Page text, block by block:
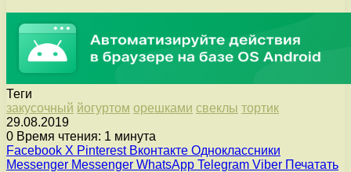
Теги
закусочный йогуртом орешками свеклы тортик
29.08.2019
0 Время чтения: 1 минута
Facebook X Pinterest Вконтакте Одноклассники
Messenger Messenger WhatsApp Telegram Viber Печатать